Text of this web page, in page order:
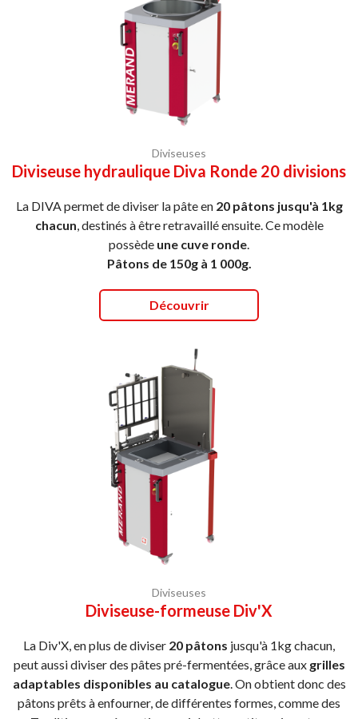
Diviseuses
Diviseuse hydraulique Diva Ronde 20 divisions
La DIVA permet de diviser la pâte en 20 pâtons jusqu'à 1kg
chacun, destinés à être retravaillé ensuite. Ce modèle
possède une cuve ronde.
Pâtons de 150g à 1 000g.
Découvrir
Diviseuses
Diviseuse-formeuse Div'X
La Div'X, en plus de diviser 20 pâtons jusqu'à 1kg chacun,
peut aussi diviser des pâtes pré-fermentées, grâce aux grilles
adaptables disponibles au catalogue. On obtient donc des
pâtons prêts à enfourner, de différentes formes, comme des